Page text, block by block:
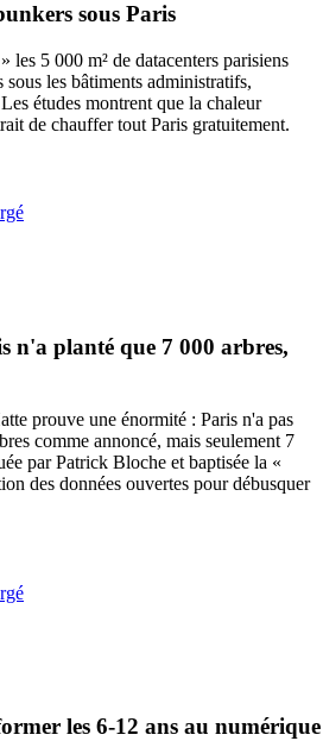
sous Paris
les 5 000 m² de datacenters parisiens
les bâtiments administratifs,
études montrent que la chaleur
de chauffer tout Paris gratuitement.
n'a planté que 7 000 arbres,
prouve une énormité : Paris n'a pas
comme annoncé, mais seulement 7
par Patrick Bloche et baptisée la «
des données ouvertes pour débusquer
les 6-12 ans au numérique